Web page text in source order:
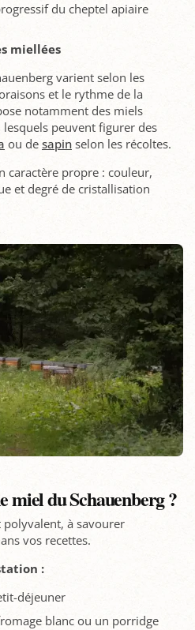
du cheptel apiaire
miellées
varient selon les
et le rythme de la
notamment des miels
peuvent figurer des
ou de sapin selon les récoltes.
caractère propre : couleur,
et degré de cristallisation
miel du Schauenberg ?
à savourer
vos recettes.
:
déjeuner
blanc ou un porridge